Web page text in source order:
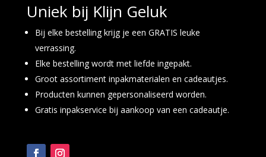
Uniek bij Klijn Geluk
Bij elke bestelling krijg je een GRATIS leuke
verrassing.
Elke bestelling wordt met liefde ingepakt.
Groot assortiment inpakmaterialen en cadeautjes.
Producten kunnen gepersonaliseerd worden.
Gratis inpakservice bij aankoop van een cadeautje.